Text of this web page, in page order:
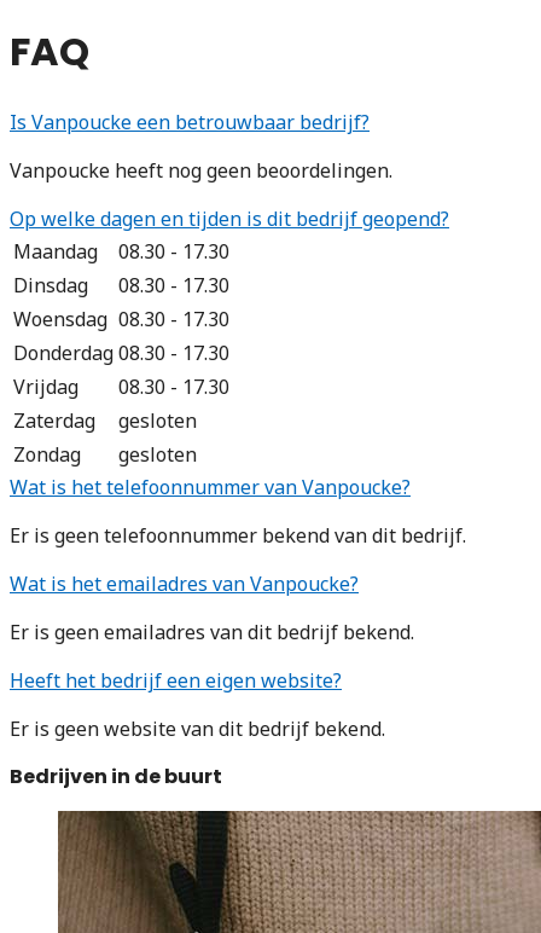
FAQ
Is Vanpoucke een betrouwbaar bedrijf?
Vanpoucke heeft nog geen beoordelingen.
Op welke dagen en tijden is dit bedrijf geopend?
Maandag
08.30 - 17.30
Dinsdag
08.30 - 17.30
Woensdag 08.30 - 17.30
Donderdag08.30 - 17.30
Vrijdag
08.30 - 17.30
Zaterdag
gesloten
Zondag
gesloten
Wat is het telefoonnummer van Vanpoucke?
Er is geen telefoonnummer bekend van dit bedrijf.
Wat is het emailadres van Vanpoucke?
Er is geen emailadres van dit bedrijf bekend.
Heeft het bedrijf een eigen website?
Er is geen website van dit bedrijf bekend.
Bedrijven in de buurt